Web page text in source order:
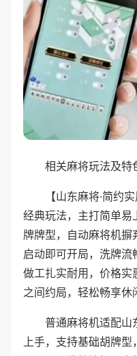
相关麻将玩法及特
【山东麻将·简约
经典玩法，主打简单易
牌牌型，自动麻将机
启动即可开局，洗牌流
做工扎实耐用，价格实
之间约局，轻松畅享休
普通麻将机适配山
上手，支持基础胡牌